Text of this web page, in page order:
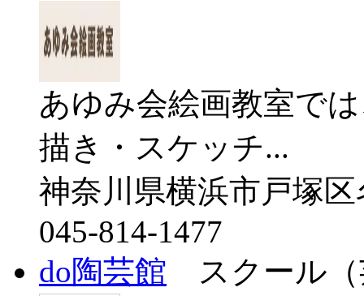
あゆみ会絵画教室で
描き・スケッチ...
神奈川県横浜市戸塚
045-814-1477
do陶芸館 スクール（